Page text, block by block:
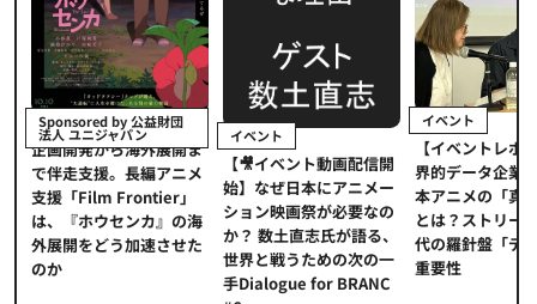
Sponsored by 公益財団
法人 ユニジャパン
企画開発から海外展開ま
で伴走支援。長編アニメ
支援「Film Frontier」
は、『ホウセンカ』の海
外展開をどう加速させた
のか
イベント
【🎥イベント動画配信開
始】なぜ日本にアニメー
ション映画祭が必要なの
か？ 数土直志氏が語る、
世界と戦うための次の一
手Dialogue for BRANC
イベント
【イベントレポ
界的データ企業
本アニメの「真
とは？ストリー
代の羅針盤「デ
重要性